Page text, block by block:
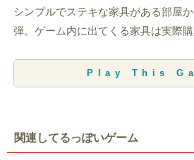
シンプルでステキな家具がある部屋
弾。ゲーム内に出てくる家具は実際購
Play This
関連してるっぽいゲーム